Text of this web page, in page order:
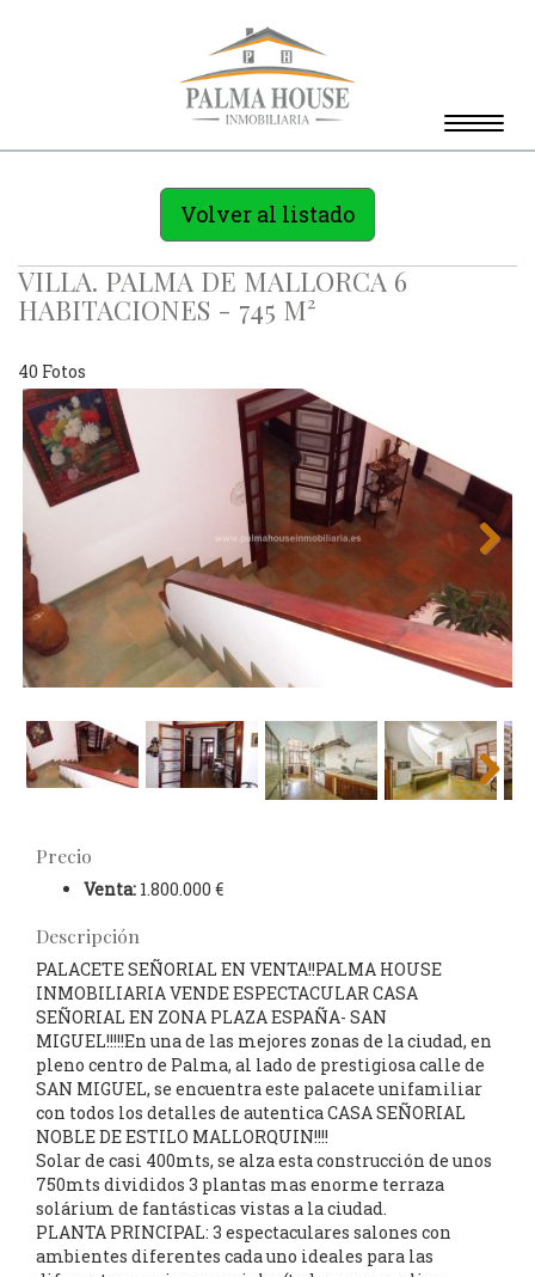
Toggle
Volver al listado
VILLA. PALMA DE MALLORCA 6
HABITACIONES - 745 M²
40 Fotos
Next
Precio
Venta: 1.800.000 €
Descripción
PALACETE SEÑORIAL EN VENTA!!PALMA HOUSE
INMOBILIARIA VENDE ESPECTACULAR CASA
SEÑORIAL EN ZONA PLAZA ESPAÑA- SAN
MIGUEL!!!!!En una de las mejores zonas de la ciudad, en
pleno centro de Palma, al lado de prestigiosa calle de
SAN MIGUEL, se encuentra este palacete unifamiliar
con todos los detalles de autentica CASA SEÑORIAL
NOBLE DE ESTILO MALLORQUIN!!!!
Solar de casi 400mts, se alza esta construcción de unos
750mts divididos 3 plantas mas enorme terraza
solárium de fantásticas vistas a la ciudad.
PLANTA PRINCIPAL: 3 espectaculares salones con
ambientes diferentes cada uno ideales para las